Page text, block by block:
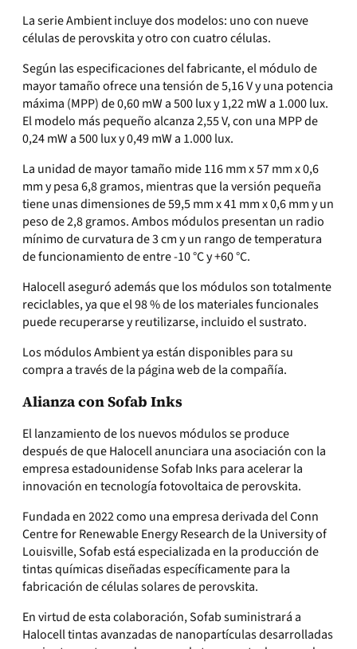
La serie Ambient incluye dos modelos: uno con nueve
células de perovskita y otro con cuatro células.
Según las especificaciones del fabricante, el módulo de
mayor tamaño ofrece una tensión de 5,16 V y una potencia
máxima (MPP) de 0,60 mW a 500 lux y 1,22 mW a 1.000 lux.
El modelo más pequeño alcanza 2,55 V, con una MPP de
0,24 mW a 500 lux y 0,49 mW a 1.000 lux.
La unidad de mayor tamaño mide 116 mm x 57 mm x 0,6
mm y pesa 6,8 gramos, mientras que la versión pequeña
tiene unas dimensiones de 59,5 mm x 41 mm x 0,6 mm y un
peso de 2,8 gramos. Ambos módulos presentan un radio
mínimo de curvatura de 3 cm y un rango de temperatura
de funcionamiento de entre -10 °C y +60 °C.
Halocell aseguró además que los módulos son totalmente
reciclables, ya que el 98 % de los materiales funcionales
puede recuperarse y reutilizarse, incluido el sustrato.
Los módulos Ambient ya están disponibles para su
compra a través de la página web de la compañía.
Alianza con Sofab Inks
El lanzamiento de los nuevos módulos se produce
después de que Halocell anunciara una asociación con la
empresa estadounidense Sofab Inks para acelerar la
innovación en tecnología fotovoltaica de perovskita.
Fundada en 2022 como una empresa derivada del Conn
Centre for Renewable Energy Research de la University of
Louisville, Sofab está especializada en la producción de
tintas químicas diseñadas específicamente para la
fabricación de células solares de perovskita.
En virtud de esta colaboración, Sofab suministrará a
Halocell tintas avanzadas de nanopartículas desarrolladas